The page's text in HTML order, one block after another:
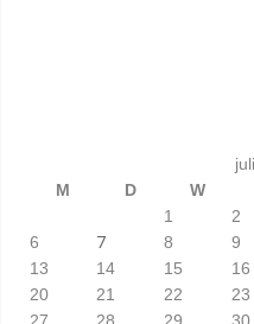
M
D W
1
2
6
7 8 9
13
14 15 16
20
21 22 23